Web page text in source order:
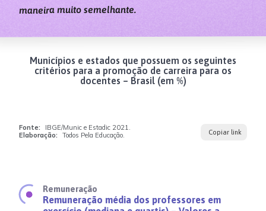
maneira muito semelhante.
Municípios e estados que possuem os seguintes
critérios para a promoção de carreira para os
docentes – Brasil (em %)
Fonte:
IBGE/Munic e Estadic 2021.
Elaboração:
Todos Pela Educação. Copiar link
Remuneração
Remuneração média dos professores em